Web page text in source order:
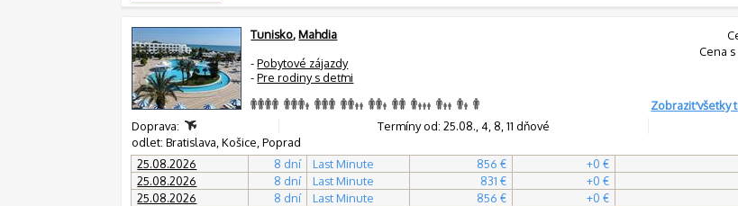
Cena
Tunisko,Mahdia
-Pobytové zájazdy
-Pre rodiny s deťmi
Zobraziť všetky
Doprava:
Termíny od: 25.08., 4, 8, 11 dňové
odlet: Bratislava, Košice, Poprad
25.08.2026
8 dní Last Minute 856 € +0 €
25.08.2026
8 dní Last Minute 831 € +0 €
25.08.2026
8 dní Last Minute 856 € +0 €